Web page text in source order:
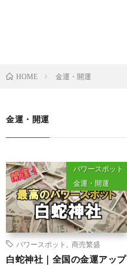
HOME 金運・開運
金運・開運
パワースポット
金運・開運
パワースポット 商売繁盛
白蛇神社｜全国の金運アップ